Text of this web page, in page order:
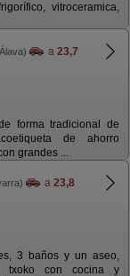
vitroceramica,
a 23,7
forma tradicional de
de ahorro
grandes ...
a 23,8
3 baños y un aseo,
txoko con cocina y